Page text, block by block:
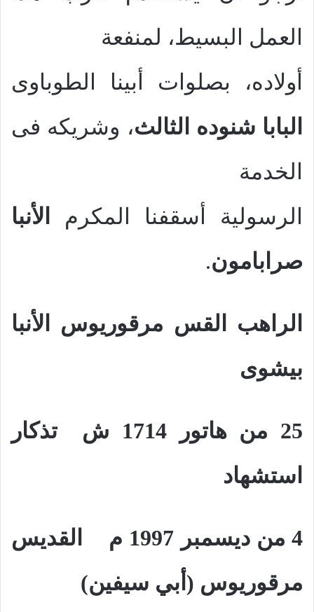
العمل البسيط، لمنفعة
أولاده، بصلوات أبينا الطوباوى
البابا شنوده الثالث، وشريكه فى
الخدمة
الرسولية أسقفنا المكرم
الأنبا
صرابامون.
الراهب القس مرقوريوس الأنبا
بيشوى
25 من هاتور 1714 ش
تذكار
استشهاد
4 من ديسمبر 1997 م
القديس
مرقوريوس (أبي سيفين)